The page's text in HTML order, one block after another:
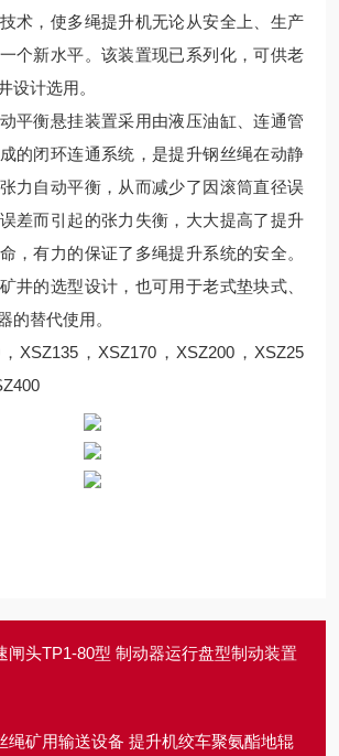
术，使多绳提升机无论从安全上、生产
个新水平。该装置现已系列化，可供老
设计选用。
平衡悬挂装置采用由液压油缸、连通管
的闭环连通系统，是提升钢丝绳在动静
力自动平衡，从而减少了因滚筒直径误
差而引起的张力失衡，大大提高了提升
，有力的保证了多绳提升系统的安全。
井的选型设计，也可用于老式垫块式、
的替代使用。
XSZ135，XSZ170，XSZ200，XSZ25
闸头TP1-80型 制动器运行盘型制动装置
绳矿用输送设备 提升机绞车聚氨酯地辊